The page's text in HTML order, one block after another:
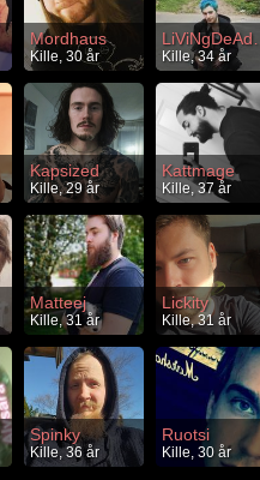
Mordhaus
Kille, 30 år Kille, 34 år
Kapsized
Kille, 29 år
Kattmage
Kille, 37 år
Matteej
Kille, 31 år
Lickity
Kille, 31 år
Spinky
Kille, 36 år
Ruotsi
Kille, 30 år